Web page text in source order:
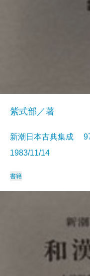
紫式部／著
新潮日本古典集成
1983/11/14
書籍